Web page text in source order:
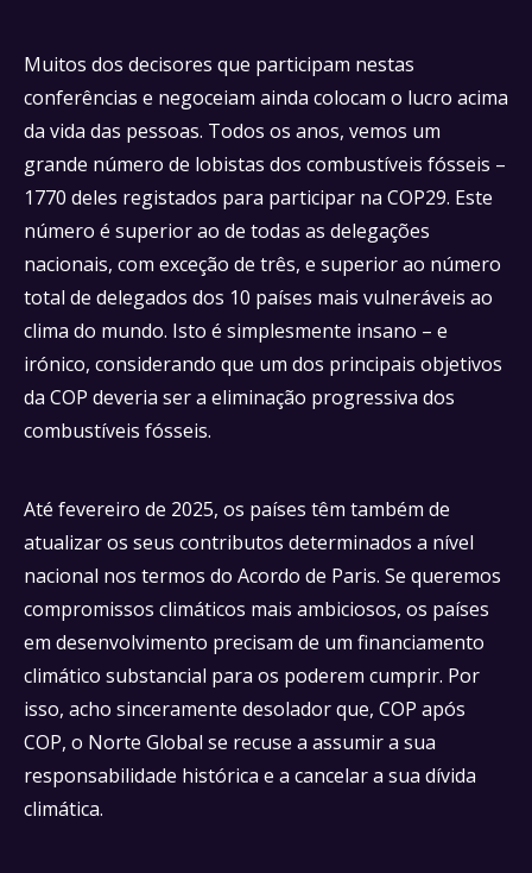
Muitos dos decisores que participam nestas
conferências e negoceiam ainda colocam o lucro acima
da vida das pessoas. Todos os anos, vemos um
grande número de lobistas dos combustíveis fósseis –
1770 deles registados para participar na COP29. Este
número é superior ao de todas as delegações
nacionais, com exceção de três, e superior ao número
total de delegados dos 10 países mais vulneráveis ao
clima do mundo. Isto é simplesmente insano – e
irónico, considerando que um dos principais objetivos
da COP deveria ser a eliminação progressiva dos
combustíveis fósseis.
Até fevereiro de 2025, os países têm também de
atualizar os seus contributos determinados a nível
nacional nos termos do Acordo de Paris. Se queremos
compromissos climáticos mais ambiciosos, os países
em desenvolvimento precisam de um financiamento
climático substancial para os poderem cumprir. Por
isso, acho sinceramente desolador que, COP após
COP, o Norte Global se recuse a assumir a sua
responsabilidade histórica e a cancelar a sua dívida
climática.